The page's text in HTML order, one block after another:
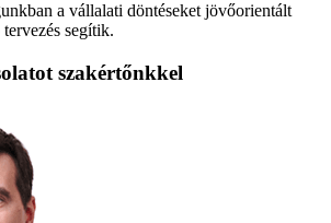
a vállalati döntéseket jövőorientált
segítik.
szakértőnkkel